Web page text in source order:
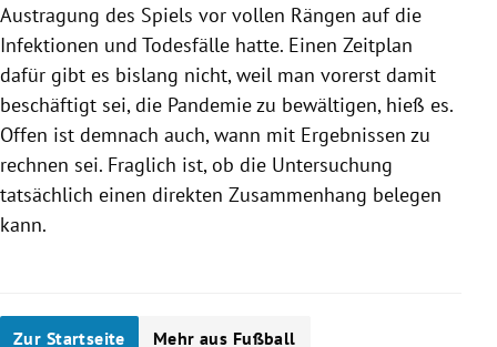
Austragung des Spiels vor vollen Rängen auf die
Infektionen und Todesfälle hatte. Einen Zeitplan
dafür gibt es bislang nicht, weil man vorerst damit
beschäftigt sei, die Pandemie zu bewältigen, hieß es.
Offen ist demnach auch, wann mit Ergebnissen zu
rechnen sei. Fraglich ist, ob die Untersuchung
tatsächlich einen direkten Zusammenhang belegen
kann.
Zur Startseite Mehr aus Fußball